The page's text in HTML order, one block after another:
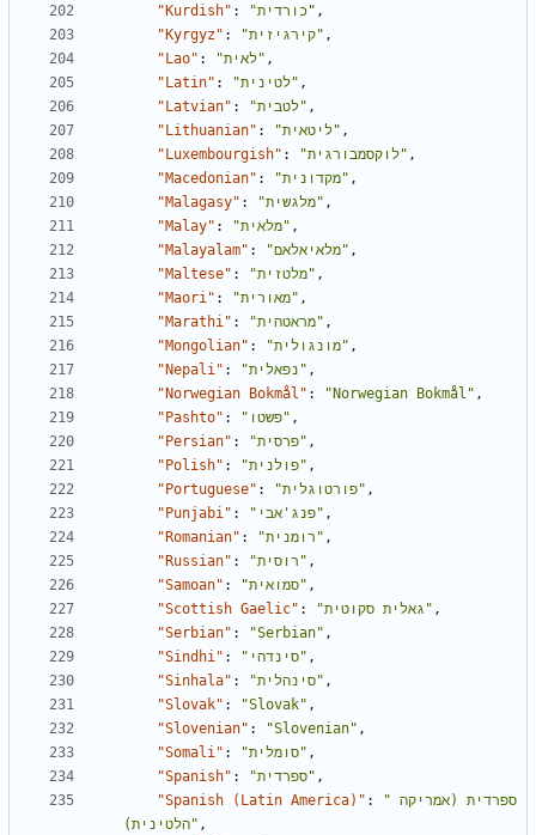
"Kurdish" : "כורדית" ,
"Kyrgyz" : "קירגיזית" ,
"Lao" : "לאית" ,
"Latin" : "לטינית" ,
"Latvian" : "לטבית" ,
"Lithuanian" : "ליטאית" ,
"Luxembourgish" : "לוקסמבורגית" ,
"Macedonian" : "מקדונית" ,
"Malagasy" : "מלגשית" ,
"Malay" : "מלאית" ,
"Malayalam" : "מלאיאלאם" ,
"Maltese" : "מלטזית" ,
"Maori" : "מאורית" ,
"Marathi" : "מראטהית" ,
"Mongolian" : "מונגולית" ,
"Nepali" : "נפאלית" ,
"Norwegian Bokmål" : "Norwegian Bokmål" ,
"Pashto" : "פשטו" ,
"Persian" : "פרסית" ,
"Polish" : "פולנית" ,
"Portuguese" : "פורטוגלית" ,
"Punjabi" : "פנג'אבי" ,
"Romanian" : "רומנית" ,
"Russian" : "רוסית" ,
"Samoan" : "סמואית" ,
"Scottish Gaelic" : "גאלית סקוטית" ,
"Serbian" : "Serbian" ,
"Sindhi" : "סינדהי" ,
"Sinhala" : "סינהלית" ,
"Slovak" : "Slovak" ,
"Slovenian" : "Slovenian" ,
"Somali" : "סומלית" ,
"Spanish" : "ספרדית" ,
"Spanish (Latin America)" :
"ספרדית (אמריקה
הלטינית)" ,